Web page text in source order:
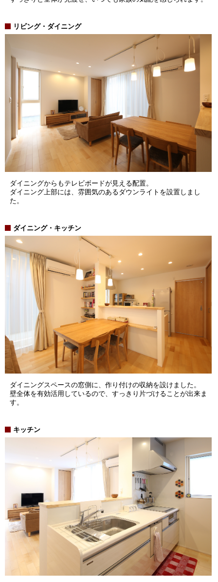
リビング・ダイニング
ダイニングからもテレビボードが見える配置。
ダイニング上部には、雰囲気のあるダウンライトを設置しまし
た。
ダイニング・キッチン
ダイニングスペースの窓側に、作り付けの収納を設けました。
壁全体を有効活用しているので、すっきり片づけることが出来ま
す。
キッチン